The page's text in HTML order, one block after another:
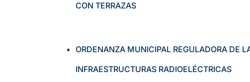
CON TERRAZAS
ORDENANZA MUNICIPAL REGULADORA DE
INFRAESTRUCTURAS RADIOELÉCTRICAS